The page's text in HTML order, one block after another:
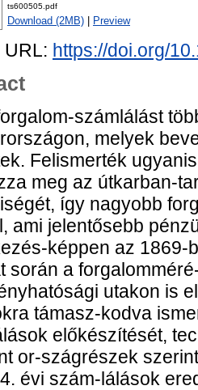
ts600505.pdf
Download (2MB) Preview
URL: https://doi.org/
számlálást
melyek
Felismerték
meg az útkarban-
így nagyobb
ami jelentősebb
képpen az 1869-
során a
utakon is
támasz-kodva
előkészítését,
or-szágrészek
évi szám-lálások